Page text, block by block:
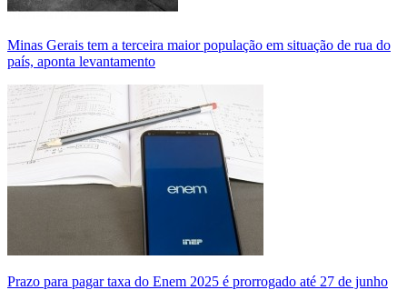
Minas Gerais tem a terceira maior população em situação de rua do
país, aponta levantamento
Prazo para pagar taxa do Enem 2025 é prorrogado até 27 de junho